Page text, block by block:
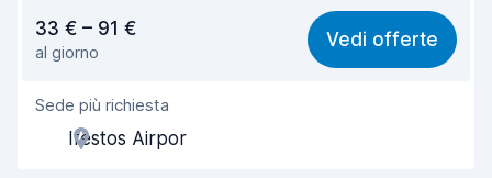
8,1
Facile da trovare 9,4
Gentilezza degli agenti
Rapidità del ritiro
33 € – 91 €
al giorno
Vedi offerte
Sede più richiesta
Ifestos Airpor